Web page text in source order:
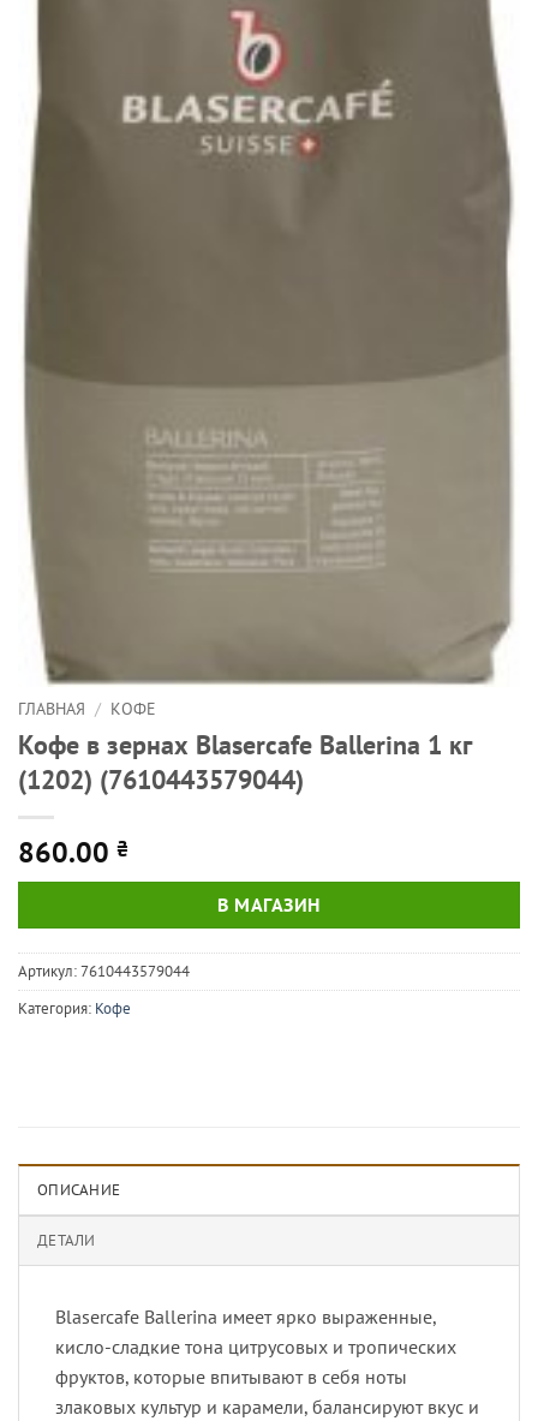
ГЛАВНАЯ / КОФЕ
Кофе в зернах Blasercafe Ballerina 1 кг
(1202) (7610443579044)
860.00 ₴
В МАГАЗИН
Артикул:7610443579044
Категория: Кофе
ОПИСАНИЕ
ДЕТАЛИ
Blasercafe Ballerina имеет ярко выраженные,
кисло-сладкие тона цитрусовых и тропических
фруктов, которые впитывают в себя ноты
злаковых культур и карамели, балансируют вкус и